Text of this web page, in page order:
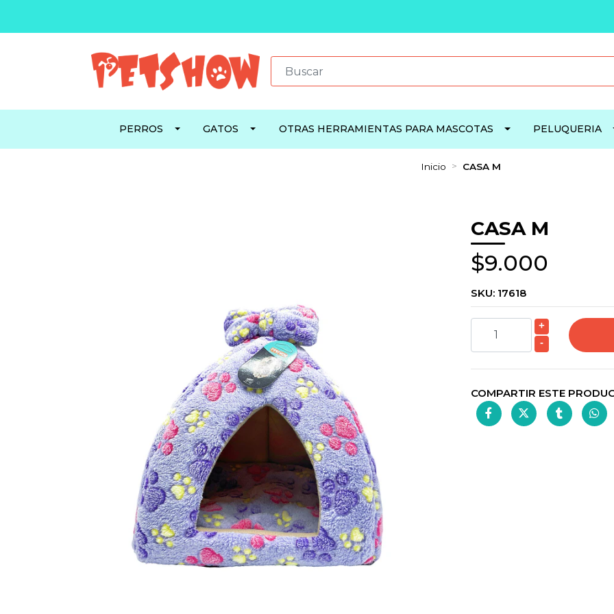
PERROS GATOS OTRAS HERRAMIENTAS PARA MASCOTAS PELUQUERIA
Inicio CASA M
CASA M
$9.000
SKU: 17618
+
-
COMPARTIR ESTE